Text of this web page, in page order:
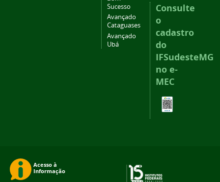
Sucesso
Avançado
Cataguases
Avançado
Ubá
Consulte
o
cadastro
do
IFSudesteMG
no e-
MEC